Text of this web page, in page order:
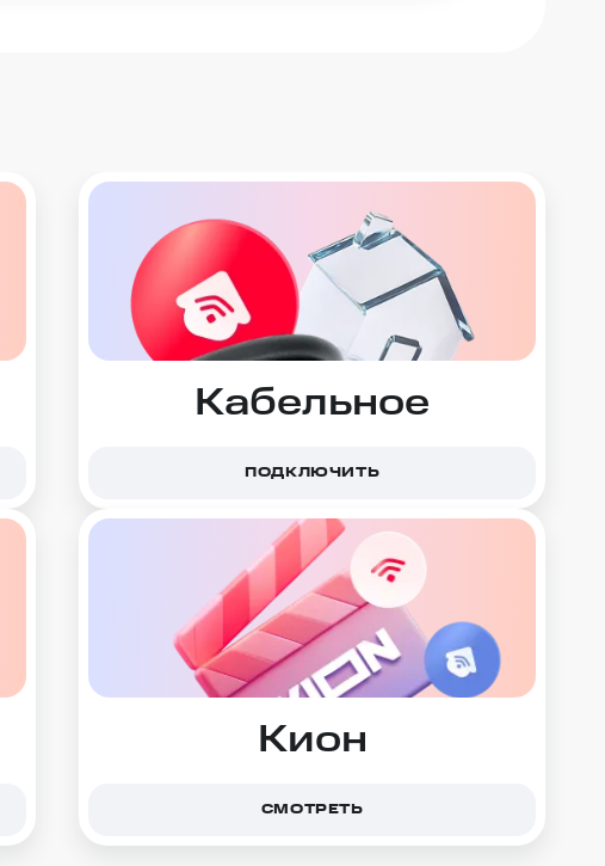
Кабельное
ПОДКЛЮЧИТЬ
Кион
СМОТРЕТЬ